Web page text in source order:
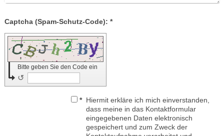
Captcha (Spam-Schutz-Code): *
Bitte geben Sie den Code ein
↺
* Hiermit erkläre ich mich einverstanden,
dass meine in das Kontaktformular
eingegebenen Daten elektronisch
gespeichert und zum Zweck der